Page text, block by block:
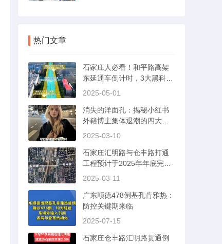
热门文章
石家庄人必看！和平路高架
东延通车倒计时，3大黑科技
首曝光
2025-05-01
消失的洋面孔：揭秘小红书
外籍博主集体退潮的四大真
相
2025-03-10
石家庄汇明路与仓丰路打通
工程预计于2025年年底完工
通车。
2025-03-11
广东顺德478例基孔肯雅热：
防控关键期来临
2025-07-15
石家庄仓丰路汇明路贯通倒